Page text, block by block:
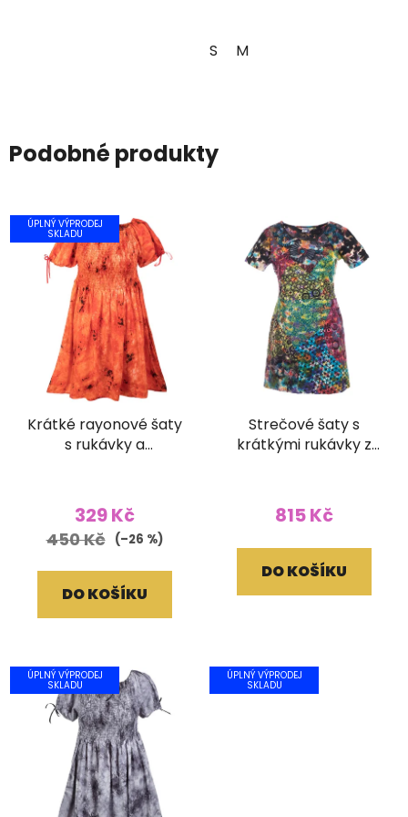
S M
Podobné produkty
ÚPLNÝ VÝPRODEJ
SKLADU
Krátké rayonové šaty
s rukávky a
329 Kč
450 Kč (–26 %)
DO KOŠÍKU
Strečové šaty s
krátkými rukávky z
815 Kč
DO KOŠÍKU
ÚPLNÝ VÝPRODEJ
SKLADU
ÚPLNÝ VÝPRODEJ
SKLADU